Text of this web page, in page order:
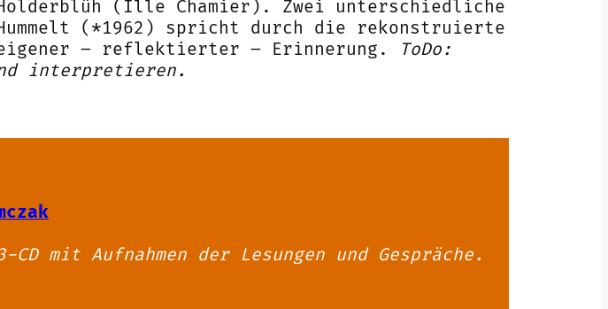
Holderblüh (Ille Chamier). Zwei unterschiedliche
(*1962) spricht durch die rekonstruierte
eigener – reflektierter – Erinnerung.
ToDo:
interpretieren.
mit Aufnahmen der Lesungen und Gespräche.